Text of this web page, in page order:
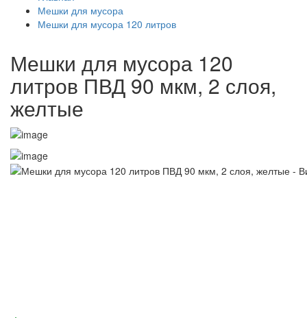
Мешки для мусора
Мешки для мусора 120 литров
Мешки для мусора 120
литров ПВД 90 мкм, 2 слоя,
желтые